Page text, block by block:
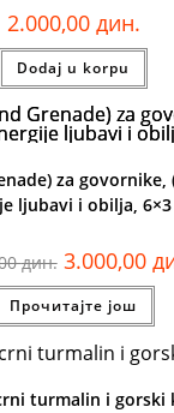
2.000,00 дин.
Dodaj u korpu
za
ljubavi i obilja,
дин. 3.000,00
Прочитајте још
turmalin i gorski